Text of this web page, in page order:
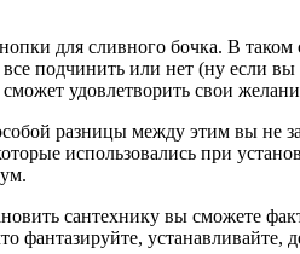
для сливного бочка. В таком
подчинить или нет (ну если
удовлетворить свои
разницы между этим вы не
использовались при
сантехнику вы сможете
фантазируйте,